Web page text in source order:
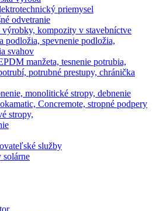
priemysel
odvetranie
výrobky, kompozity v stavebníctve
podložia, spevnenie podložia,
svahov
manžeta, tesnenie potrubia,
potrubné prestupy, chránička
monolitické stropy, debnenie
Concremote, stropné podpery
stropy,
služby
solárne